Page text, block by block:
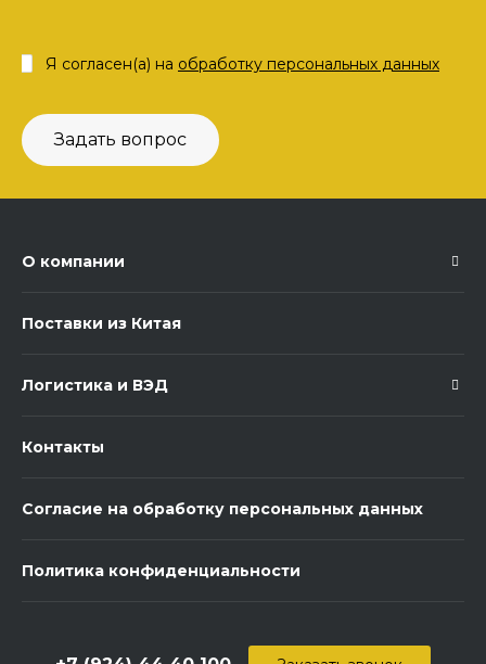
Задать вопрос
Я согласен(а) на обработку персональных данных
О компании
Поставки из Китая
Логистика и ВЭД
Контакты
Согласие на обработку персональных данных
Политика конфиденциальности